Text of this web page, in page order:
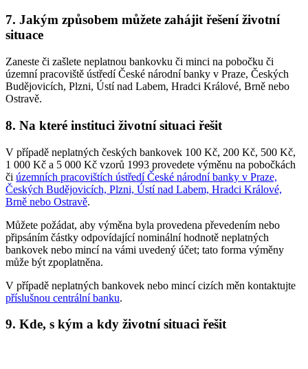
7. Jakým způsobem můžete zahájit řešení životní
situace
Zaneste či zašlete neplatnou bankovku či minci na pobočku či
územní pracoviště ústředí České národní banky v Praze, Českých
Budějovicích, Plzni, Ústí nad Labem, Hradci Králové, Brně nebo
Ostravě.
8. Na které instituci životní situaci řešit
V případě neplatných českých bankovek 100 Kč, 200 Kč, 500 Kč,
1 000 Kč a 5 000 Kč vzorů 1993 provedete výměnu na pobočkách
či územních pracovištích ústředí České národní banky v Praze,
Českých Budějovicích, Plzni, Ústí nad Labem, Hradci Králové,
Brně nebo Ostravě.
Můžete požádat, aby výměna byla provedena převedením nebo
připsáním částky odpovídající nominální hodnotě neplatných
bankovek nebo mincí na vámi uvedený účet; tato forma výměny
může být zpoplatněna.
V případě neplatných bankovek nebo mincí cizích měn kontaktujte
příslušnou centrální banku.
9. Kde, s kým a kdy životní situaci řešit